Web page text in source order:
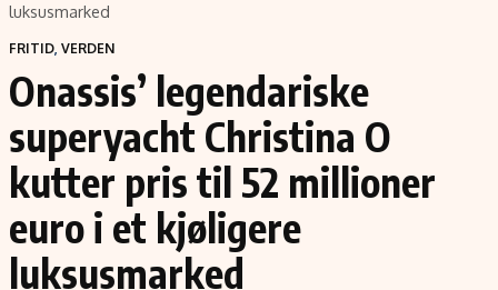
Siste nytt
Eiendom
Energi og klima
Fritid
Hav og sjømat
Verden
Politikk
Selskaper
Teknologi
Forbrukerrettigheter
Aksjer
luksusmarked
FRITID, VERDEN
Onassis’ legendariske
superyacht Christina O
kutter pris til 52 millioner
euro i et kjøligere
luksusmarked